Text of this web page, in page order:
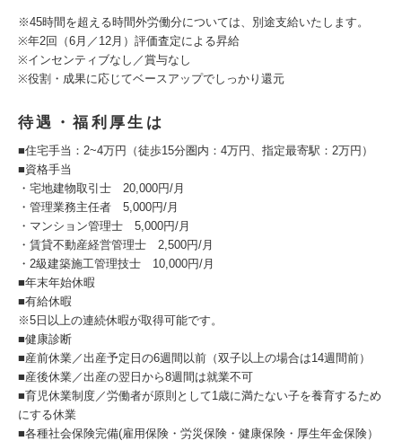
※45時間を超える時間外労働分については、別途支給いたします。
※年2回（6月／12月）評価査定による昇給
※インセンティブなし／賞与なし
※役割・成果に応じてベースアップでしっかり還元
待遇・福利厚生は
■住宅手当：2~4万円（徒歩15分圏内：4万円、指定最寄駅：2万円）
■資格手当
・宅地建物取引士 20,000円/月
・管理業務主任者 5,000円/月
・マンション管理士 5,000円/月
・賃貸不動産経営管理士 2,500円/月
・2級建築施工管理技士 10,000円/月
■年末年始休暇
■有給休暇
※5日以上の連続休暇が取得可能です。
■健康診断
■産前休業／出産予定日の6週間以前（双子以上の場合は14週間前）
■産後休業／出産の翌日から8週間は就業不可
■育児休業制度／労働者が原則として1歳に満たない子を養育するため
にする休業
■各種社会保険完備(雇用保険・労災保険・健康保険・厚生年金保険）